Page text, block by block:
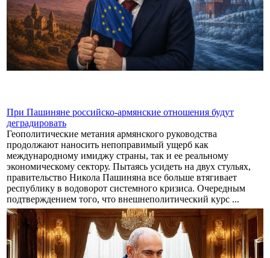
При Пашиняне российско-армянские отношения будут
деградировать
Геополитические метания армянского руководства
продолжают наносить непоправимый ущерб как
международному имиджу страны, так и ее реальному
экономическому сектору. Пытаясь усидеть на двух стульях,
правительство Никола Пашиняна все больше втягивает
республику в водоворот системного кризиса. Очередным
подтверждением того, что внешнеполитический курс ...